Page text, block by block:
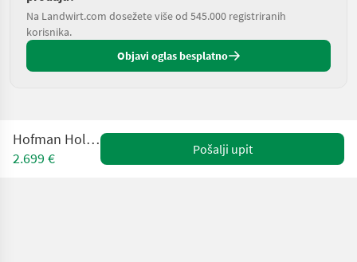
Na Landwirt.com dosežete više od 545.000 registriranih
korisnika.
Objavi oglas besplatno
Hofman Holzspalter
2.699 €
Pošalji upit